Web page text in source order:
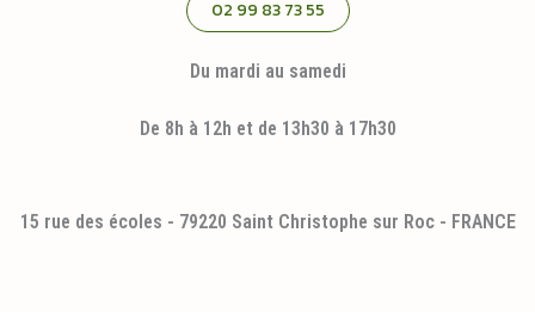
02 99 83 73 55
Du mardi au samedi
De 8h à 12h et de 13h30 à 17h30
15 rue des écoles - 79220 Saint Christophe sur Roc - FRANCE